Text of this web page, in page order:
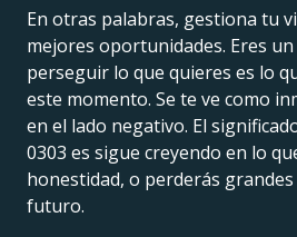
En otras palabras, gestiona tu
mejores oportunidades. Eres un
perseguir lo que quieres es lo
este momento. Se te ve como
en el lado negativo. El
0303 es sigue creyendo en lo
honestidad, o perderás grandes
futuro.